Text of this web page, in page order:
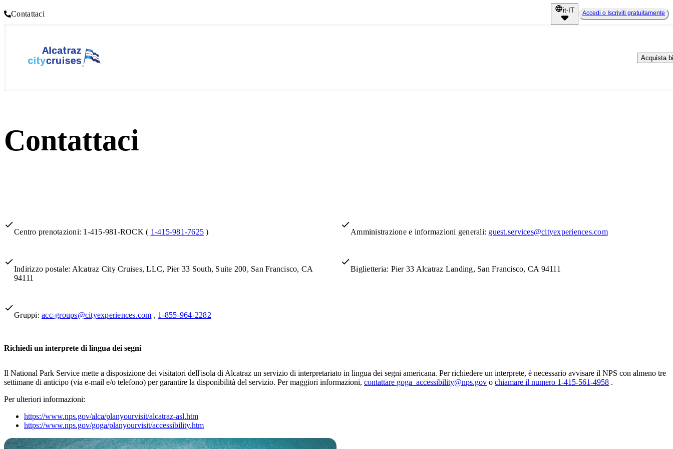
Contattaci it-IT Accedi o Iscriviti gratuitamente
Acquista
Contattaci
Centro prenotazioni: 1-415-981-ROCK ( 1-415-981-7625 ) Amministrazione e informazioni generali: guest.services@cityexperiences.com
Indirizzo postale: Alcatraz City Cruises, LLC, Pier 33 South, Suite 200, San Francisco, CA
94111
Biglietteria: Pier 33 Alcatraz Landing, San Francisco, CA 94111
Gruppi: acc-groups@cityexperiences.com , 1-855-964-2282
Richiedi un interprete di lingua dei segni
Il National Park Service mette a disposizione dei visitatori dell'isola di Alcatraz un servizio di interpretariato in lingua dei segni americana. Per richiedere un interprete, è necessario avvisare il NPS con almeno tre
settimane di anticipo (via e-mail e/o telefono) per garantire la disponibilità del servizio. Per maggiori informazioni, contattare goga_accessibility@nps.gov o chiamare il numero 1-415-561-4958 .
Per ulteriori informazioni:
https://www.nps.gov/alca/planyourvisit/alcatraz-asl.htm
https://www.nps.gov/goga/planyourvisit/accessibility.htm